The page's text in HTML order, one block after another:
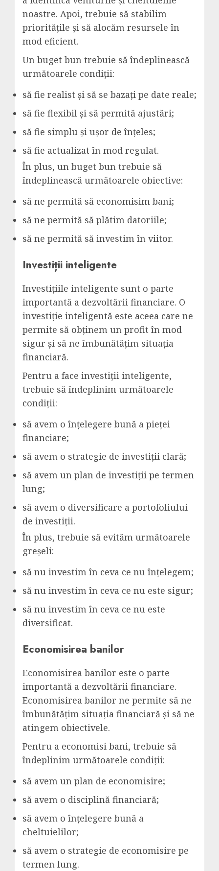
noastre. Apoi, trebuie să stabilim
prioritățile și să alocăm resursele în
mod eficient.
Un buget bun trebuie să îndeplinească
următoarele condiții:
să fie realist și să se bazați pe date reale;
să fie flexibil și să permită ajustări;
să fie simplu și ușor de înțeles;
să fie actualizat în mod regulat.
În plus, un buget bun trebuie să
îndeplinească următoarele obiective:
să ne permită să economisim bani;
să ne permită să plătim datoriile;
să ne permită să investim în viitor.
Investiții inteligente
Investițiile inteligente sunt o parte
importantă a dezvoltării financiare. O
investiție inteligentă este aceea care ne
permite să obținem un profit în mod
sigur și să ne îmbunătățim situația
financiară.
Pentru a face investiții inteligente,
trebuie să îndeplinim următoarele
condiții:
să avem o înțelegere bună a pieței
financiare;
să avem o strategie de investiții clară;
să avem un plan de investiții pe termen
lung;
să avem o diversificare a portofoliului
de investiții.
În plus, trebuie să evităm următoarele
greșeli:
să nu investim în ceva ce nu înțelegem;
să nu investim în ceva ce nu este sigur;
să nu investim în ceva ce nu este
diversificat.
Economisirea banilor
Economisirea banilor este o parte
importantă a dezvoltării financiare.
Economisirea banilor ne permite să ne
îmbunătățim situația financiară și să ne
atingem obiectivele.
Pentru a economisi bani, trebuie să
îndeplinim următoarele condiții:
să avem un plan de economisire;
să avem o disciplină financiară;
să avem o înțelegere bună a
cheltuielilor;
să avem o strategie de economisire pe
termen lung.